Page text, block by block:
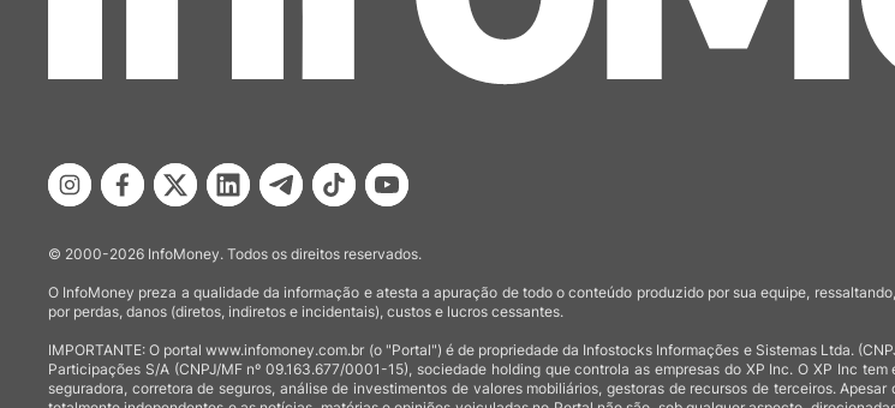
© 2000-2026 InfoMoney. Todos os direitos reservados.
O InfoMoney preza a qualidade da informação e atesta a apuração de todo o conteúdo produzido por sua equipe,
por perdas, danos (diretos, indiretos e incidentais), custos e lucros cessantes.
IMPORTANTE: O portal www.infomoney.com.br (o "Portal") é de propriedade da Infostocks Informações e Sistemas Ltda.
Participações S/A (CNPJ/MF nº 09.163.677/0001-15), sociedade holding que controla as empresas do XP Inc. O XP Inc
seguradora, corretora de seguros, análise de investimentos de valores mobiliários, gestoras de recursos de terceiros.